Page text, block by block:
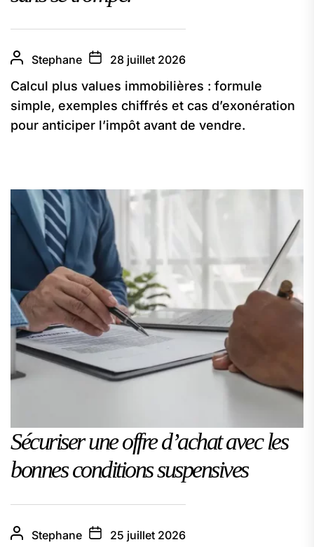
Stephane 28 juillet 2026
Calcul plus values immobilières : formule
simple, exemples chiffrés et cas d’exonération
pour anticiper l’impôt avant de vendre.
Sécuriser une offre d’achat avec les
bonnes conditions suspensives
Stephane 25 juillet 2026